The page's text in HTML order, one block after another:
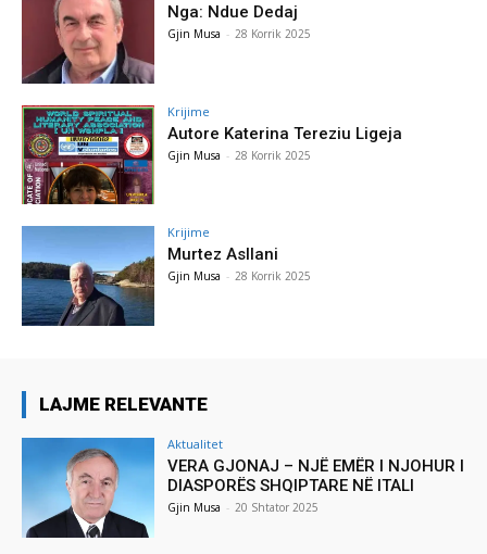
Nga: Ndue Dedaj
Gjin Musa - 28 Korrik 2025
Krijime
Autore Katerina Tereziu Ligeja
Gjin Musa - 28 Korrik 2025
Krijime
Murtez Asllani
Gjin Musa - 28 Korrik 2025
LAJME RELEVANTE
Aktualitet
VERA GJONAJ – NJË EMËR I NJOHUR I
DIASPORËS SHQIPTARE NË ITALI
Gjin Musa - 20 Shtator 2025